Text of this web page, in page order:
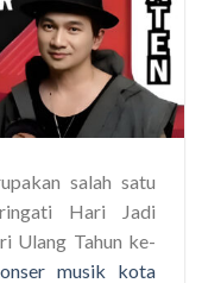
salah satu
Hari Jadi
Ulang Tahun ke-
musik kota